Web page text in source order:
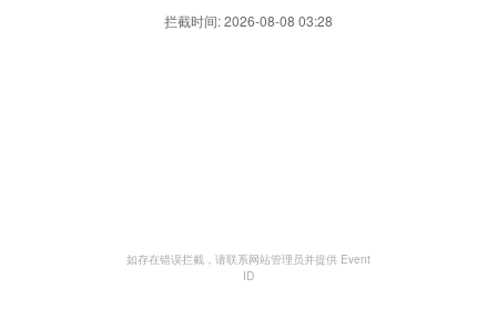
拦截时间: 2026-08-08 03:28
如存在错误拦截，请联系网站管理员并提供 Event
ID